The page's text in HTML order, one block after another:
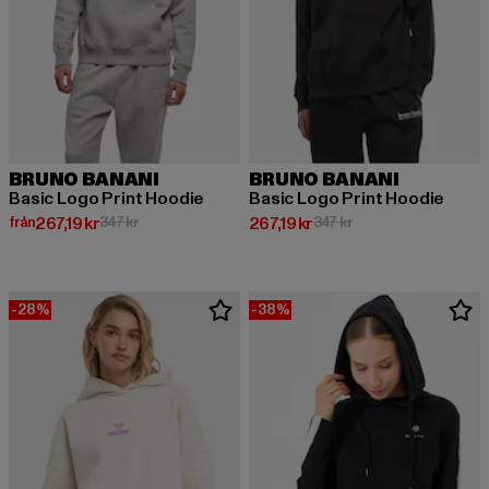
BRUNO BANANI
Basic Logo Print Hoodie
från267,19 kr
Nuvarande pris: Från 267,19 kr
347 krKampanjpris: 347 kr
BRUNO BANANI
Basic Logo Print Hoodie
267,19 kr
Nuvarande pris: 267,19 kr
347 krKampanjpris: 347 kr
-28% -38%